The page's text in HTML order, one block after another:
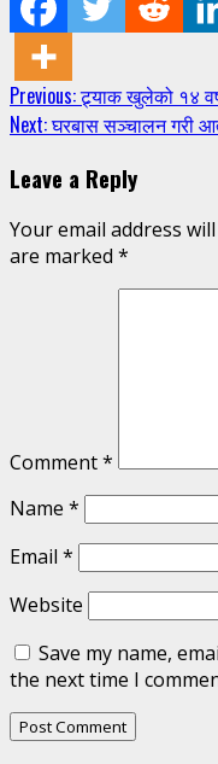
Continue
Reading
Previous:ट्र्याक खुलेको १४
Next:घरबास सञ्चालन गरी
Leave a Reply
Your email address
are marked *
Comment*
Name *
Email *
Website
Save my name,
the next time I